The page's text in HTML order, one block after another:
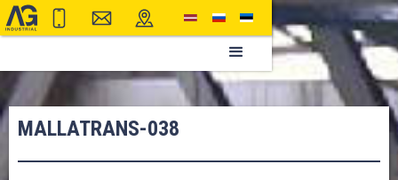
MALLATRANS-038